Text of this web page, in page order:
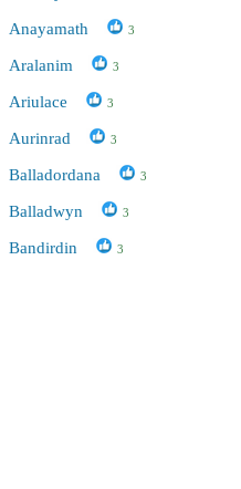
Anayamath 3
Aralanim 3
Ariulace 3
Aurinrad 3
Balladordana 3
Balladwyn 3
Bandirdin 3